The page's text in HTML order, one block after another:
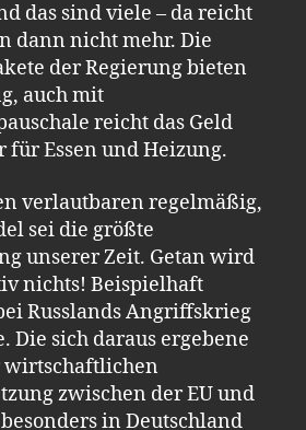
das sind viele – da reicht
dann nicht mehr. Die
der Regierung bieten
auch mit
reicht das Geld
Essen und Heizung.
verlautbaren regelmäßig,
sei die größte
unserer Zeit. Getan wird
nichts! Beispielhaft
Russlands Angriffskrieg
Die sich daraus ergebene
wirtschaftlichen
zwischen der EU und
in Deutschland